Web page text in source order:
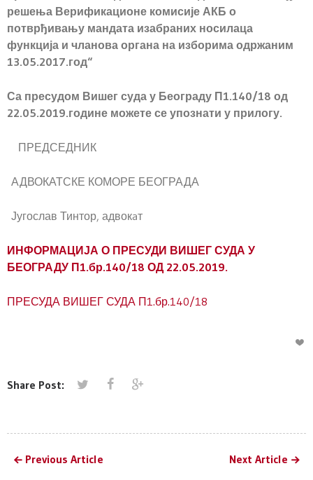
решења Верификационе комисије АКБ о
потврђивању мандата изабраних носилаца
функција и чланова органа на изборима одржаним
13.05.2017.год“
Са пресудом Вишег суда у Београду П1.140/18 од
22.05.2019.године можете се упознати у прилогу.
ПРЕДСЕДНИК
АДВОКАТСКЕ КОМОРЕ БЕОГРАДА
Југослав Тинтор, адвокaт
ИНФОРМАЦИЈА О ПРЕСУДИ ВИШЕГ СУДА У
БЕОГРАДУ П1.бр.140/18 ОД 22.05.2019.
ПРЕСУДА ВИШЕГ СУДА П1.бр.140/18
Share Post:
Previous Article Next Article